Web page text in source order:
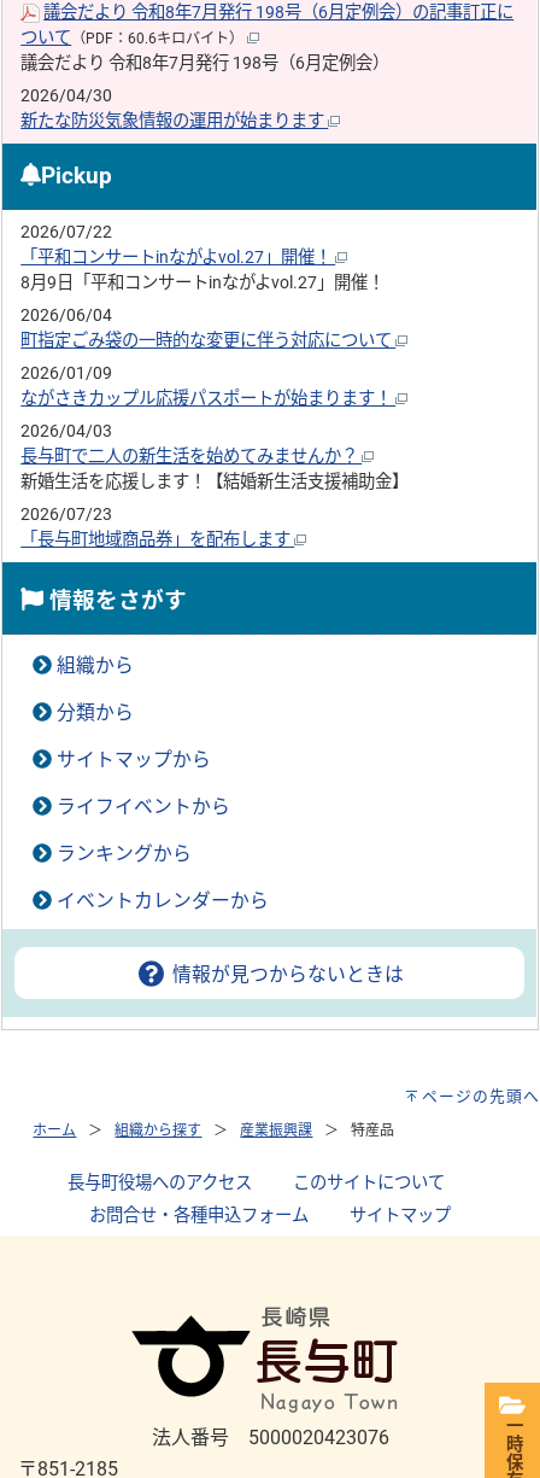
議会だより 令和8年7月発行 198号（6月定例会）の記事訂正に
ついて （PDF：60.6キロバイト）
議会だより 令和8年7月発行 198号（6月定例会）
2026/04/30
新たな防災気象情報の運用が始まります
Pickup
2026/07/22
「平和コンサートinながよvol.27」開催！
8月9日「平和コンサートinながよvol.27」開催！
2026/06/04
町指定ごみ袋の一時的な変更に伴う対応について
2026/01/09
ながさきカップル応援パスポートが始まります！
2026/04/03
長与町で二人の新生活を始めてみませんか？
新婚生活を応援します！【結婚新生活支援補助金】
2026/07/23
「長与町地域商品券」を配布します
情報をさがす
組織から
分類から
サイトマップから
ライフイベントから
ランキングから
イベントカレンダーから
情報が見つからないときは
ページの先頭へ
ホーム 組織から探す 産業振興課 特産品
長与町役場へのアクセス このサイトについて
お問合せ・各種申込フォーム
サイトマップ
法人番号 5000020423076
〒851-2185
一時保存